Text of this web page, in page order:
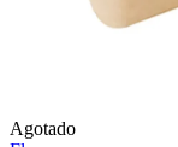
Agotado